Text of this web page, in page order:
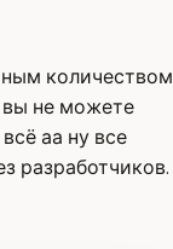
количеством
вы не можете
аа ну все
разработчиков.